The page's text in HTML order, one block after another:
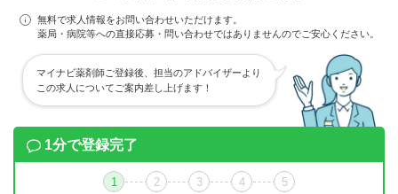
無料で求人情報をお問い合わせいただけます。
薬局・病院等への直接応募・問い合わせではありませんのでご安心ください。
マイナビ薬剤師ご登録後、担当のアドバイザーより
この求人についてご案内差し上げます！
1分で登録完了
1 2 3 4 5